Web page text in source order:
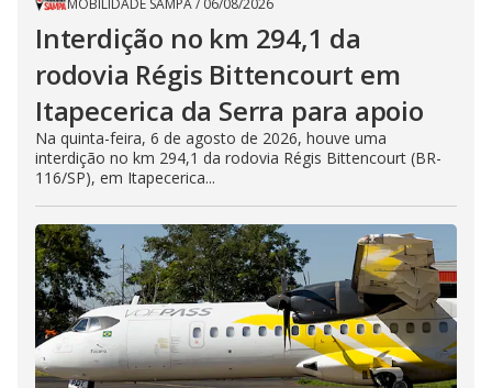
MOBILIDADE SAMPA/ 06/08/2026
Interdição no km 294,1 da
rodovia Régis Bittencourt em
Itapecerica da Serra para apoio
Na quinta-feira, 6 de agosto de 2026, houve uma
interdição no km 294,1 da rodovia Régis Bittencourt (BR-
116/SP), em Itapecerica...